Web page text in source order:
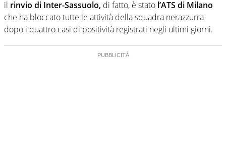
il rinvio di Inter-Sassuolo, di fatto, è stato l’ATS di Milano
che ha bloccato tutte le attività della squadra nerazzurra
dopo i quattro casi di positività registrati negli ultimi giorni.